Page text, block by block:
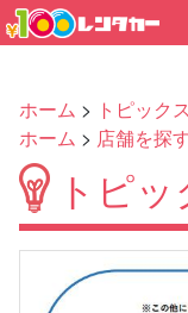
ホーム > トピック
ホーム > 店舗を探
トピ